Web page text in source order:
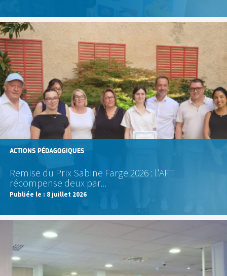
ACTIONS PÉDAGOGIQUES
Remise du Prix Sabine Farge 2026 : l'AFT
récompense deux par...
Publiée le : 8 juillet 2026